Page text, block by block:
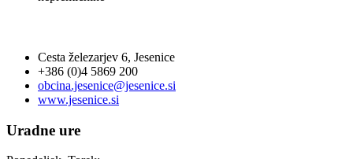
Cesta železarjev 6, Jesenice
+386 (0)4 5869 200
obcina.jesenice@jesenice.si
www.jesenice.si
Uradne ure